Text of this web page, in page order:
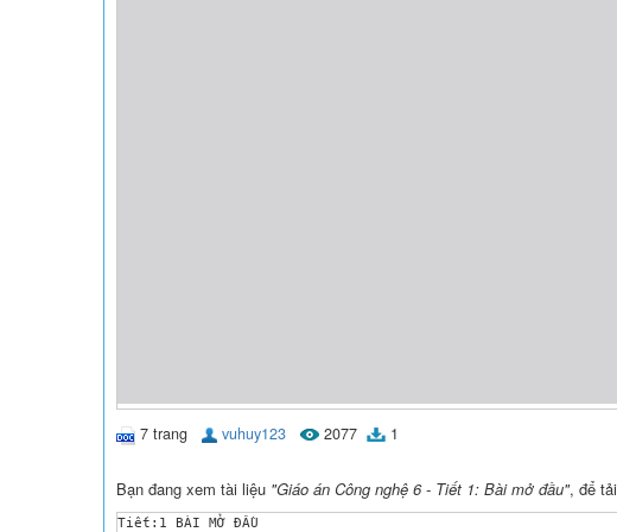
7 trang vuhuy123 2077 1
Bạn đang xem tài liệu "Giáo án Công nghệ 6 - Tiết 1: Bài mở đầu", để
Tiết:1 BÀI MỞ ĐẦU